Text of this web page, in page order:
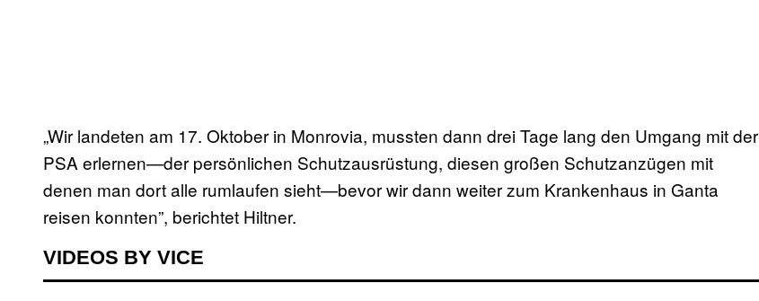
„Wir landeten am 17. Oktober in Monrovia, mussten dann drei Tage lang den Umgang mit der
PSA erlernen—der persönlichen Schutzausrüstung, diesen großen Schutzanzügen mit
denen man dort alle rumlaufen sieht—bevor wir dann weiter zum Krankenhaus in Ganta
reisen konnten”, berichtet Hiltner.
VIDEOS BY VICE